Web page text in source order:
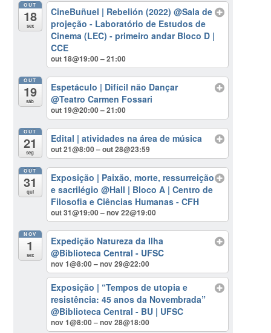
OUT
18
sex
CineBuñuel | Rebelión (2022)@Sala de
projeção - Laboratório de Estudos de
Cinema (LEC) - primeiro andar Bloco D |
CCE
out 18@19:00 – 21:00
OUT
19
sáb
Espetáculo | Difícil não Dançar
@Teatro Carmen Fossari
out 19@20:00 – 21:00
OUT
21
seg
Edital | atividades na área de música
out 21@8:00 – out 28@23:59
OUT
31
qui
Exposição | Paixão, morte, ressurreição
e sacrilégio@Hall | Bloco A | Centro de
Filosofia e Ciências Humanas - CFH
out 31@19:00 – nov 22@19:00
NOV
1
sex
Expedição Natureza da Ilha
@Biblioteca Central - UFSC
nov 1@8:00 – nov 29@22:00
Exposição | “Tempos de utopia e
resistência: 45 anos da Novembrada”
@Biblioteca Central - BU | UFSC
nov 1@8:00 – nov 28@18:00